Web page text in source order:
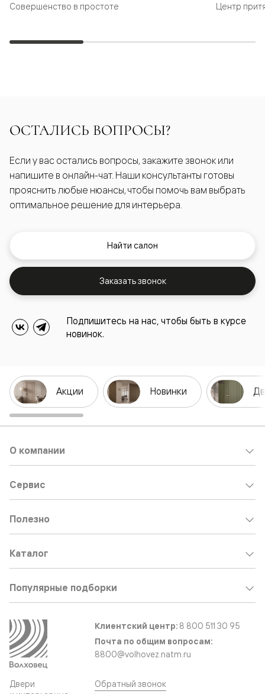
Совершенство в простоте Центр
ОСТАЛИСЬ ВОПРОСЫ?
Если у вас остались вопросы, закажите звонок или
напишите в онлайн-чат. Наши консультанты готовы
прояснить любые нюансы, чтобы помочь вам выбрать
оптимальное решение для интерьера.
Найти салон
Заказать звонок
Подпишитесь на нас, чтобы быть в курсе
новинок.
Акции Новинки
Двери
О компании
Сервис
Полезно
Каталог
Популярные подборки
Клиентский центр: 8 800 511 30 95
Почта по общим вопросам:
8800@volhovez.natm.ru
Обратный звонок